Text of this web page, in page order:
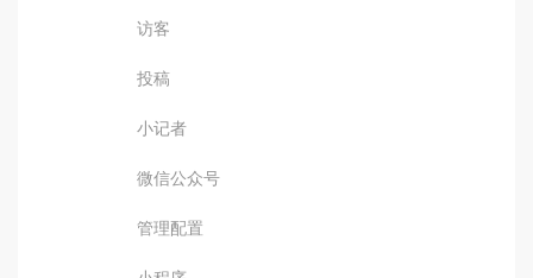
访客
投稿
小记者
微信公众号
管理配置